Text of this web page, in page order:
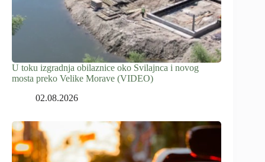
U toku izgradnja obilaznice oko Svilajnca i novog
mosta preko Velike Morave (VIDEO)
02.08.2026